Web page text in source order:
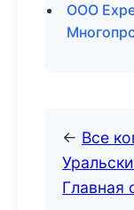
ООО
← Все
Главная